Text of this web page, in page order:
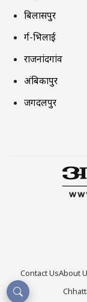
बिलासपुर
दुर्ग-भिलाई
राजनांदगांव
अंबिकापुर
जगदलपुर
Contact UsAbout